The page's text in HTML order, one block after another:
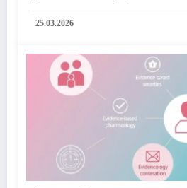
25.03.2026